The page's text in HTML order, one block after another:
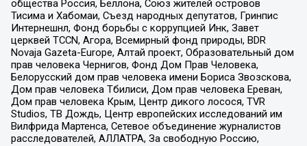
общества Россия, Беллона, Союз жителей островов
Тисима и Хабомаи, Съезд народных депутатов, Гринпис
Интернешнл, Фонд борьбы с коррупцией Инк, Завет
церквей TCCN, Агора, Всемирный фонд природы, BDR
Novaja Gazeta-Europe, Алтай проект, Образовательный дом
прав человека Чернигов, Фонд Дом Прав Человека,
Белорусский дом прав человека имени Бориса Звозскова,
Дом прав человека Тбилиси, Дом прав человека Ереван,
Дом прав человека Крым, Центр дикого лосося, TVR
Studios, ТВ Дождь, Центр европейских исследований им
Вилфрида Мартенса, Сетевое объединение журналистов
расследователей, АЛЛАТРА, За свободную Россию,